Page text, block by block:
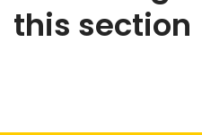
this section